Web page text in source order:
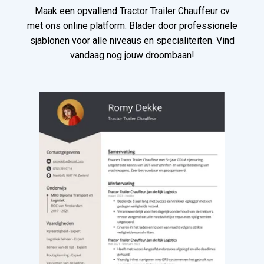
Maak een opvallend Tractor Trailer Chauffeur cv
met ons online platform. Blader door professionele
sjablonen voor alle niveaus en specialiteiten. Vind
vandaag nog jouw droombaan!